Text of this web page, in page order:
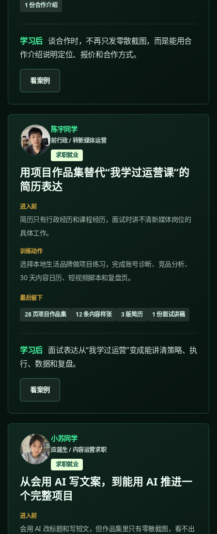
1 份合作介绍
学习后 谈合作时，不再只发零散截图，而是能用合
作介绍说明定位、报价和合作方式。
看案例
陈宇同学
前行政 / 转新媒体运营
求职就业
用项目作品集替代“我学过运营课”的
简历表达
进入前
简历只有行政经历和课程经历，面试时讲不清新媒体岗位的
具体工作。
训练动作
选择本地生活品牌做项目练习，完成账号诊断、竞品分析、
30 天内容日历、短视频脚本和复盘页。
最后留下
28 页项目作品集
12 条内容样张 3 版简历 1 份面试讲稿
学习后 面试表达从“我学过运营”变成能讲清策略、执
行、数据和复盘。
看案例
小苏同学
应届生 / 内容运营求职
求职就业
从会用 AI 写文案，到能用 AI 推进一
个完整项目
进入前
会用 AI 改标题和写短文，但作品集里只有零散截图，看不出